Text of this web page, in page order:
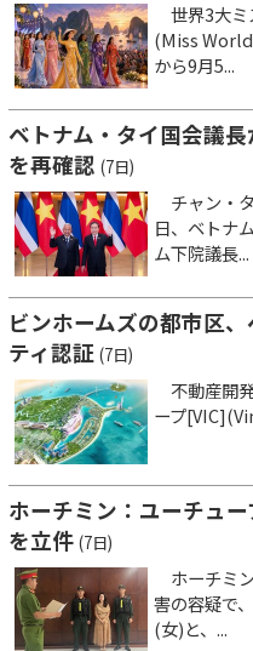
世界3大ミ
(Miss
から9月5...
ベトナム・タイ国会議
を再確認 (7日)
チャン・
日、ベトナ
ム下院議長...
ビンホームズの都市区
ティ認証 (7日)
不動産開
ープ
ホーチミン：ユーチュ
を立件 (7日)
ホーチミ
害の容疑で
(女)と、...